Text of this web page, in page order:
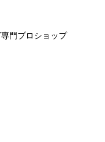
門プロショップ